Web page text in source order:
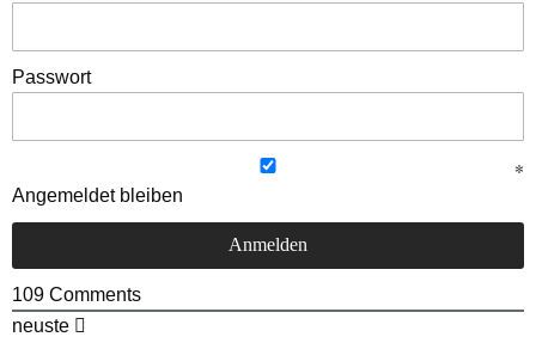
Passwort
Angemeldet bleiben
109 Comments
neuste